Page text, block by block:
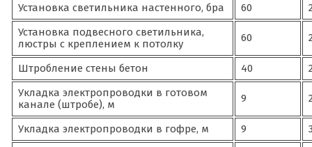
Установка светильника настенного, бра 60
Установка подвесного светильника,
люстры с креплением к потолку
60
Штробление стены бетон 40
Укладка электропроводки в готовом
канале (штробе), м
9
Укладка электропроводки в гофре, м 9